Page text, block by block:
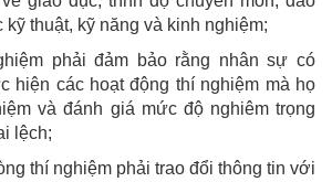
kỹ thuật, kỹ năng và kinh nghiệm;
phải đảm bảo rằng nhân sự có
hiện các hoạt động thí nghiệm mà họ
và đánh giá mức độ nghiêm trọng
lệch;
thí nghiệm phải trao đổi thông tin với